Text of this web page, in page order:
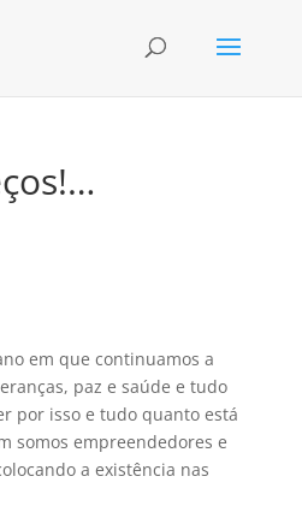
em que continuamos a
paz e saúde e tudo
por isso e tudo quanto está
somos empreendedores e
a existência nas